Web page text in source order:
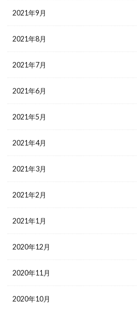
2021年9月
2021年8月
2021年7月
2021年6月
2021年5月
2021年4月
2021年3月
2021年2月
2021年1月
2020年12月
2020年11月
2020年10月